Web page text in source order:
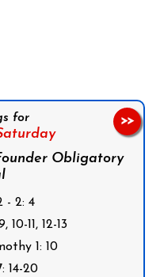
for
Obligatory
- 2: 4
10-11, 12-13
1: 10
14-20
>>